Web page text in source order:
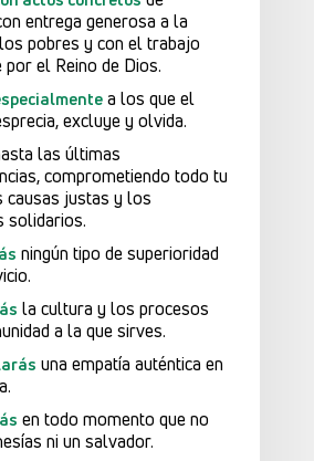
entrega generosa a la
pobres y con el trabajo
el Reino de Dios.
a los que el
excluye y olvida.
las últimas
comprometiendo todo tu
causas justas y los
solidarios.
ningún tipo de superioridad
la cultura y los procesos
a la que sirves.
una empatía auténtica en
en todo momento que no
ni un salvador.